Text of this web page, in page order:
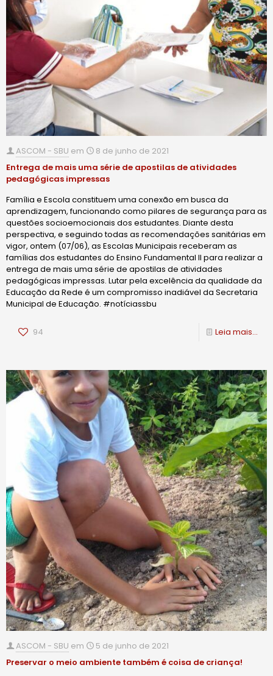
ASCOM - SBU em
8 de junho de 2021
Entrega de mais uma série de apostilas de atividades
pedagógicas impressas
Família e Escola constituem uma conexão em busca da
aprendizagem, funcionando como pilares de segurança para as
questões socioemocionais dos estudantes. Diante desta
perspectiva, e seguindo todas as recomendações sanitárias em
vigor, ontem (07/06), as Escolas Municipais receberam as
famílias dos estudantes do Ensino Fundamental II para realizar a
entrega de mais uma série de apostilas de atividades
pedagógicas impressas. Lutar pela excelência da qualidade da
Educação da Rede é um compromisso inadiável da Secretaria
Municipal de Educação. #notíciassbu
94 Leia mais...
ASCOM - SBU em
5 de junho de 2021
Preservar o meio ambiente também é coisa de criança!